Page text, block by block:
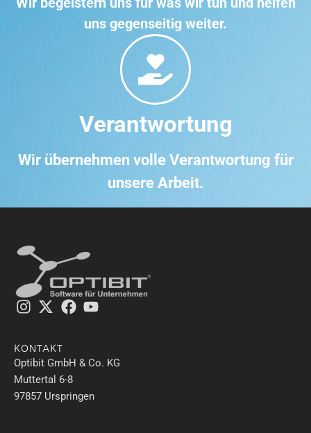
uns gegenseitig weiter.
Verantwortung
Wir übernehmen volle Verantwortung für
unsere Arbeit.
KONTAKT
Optibit GmbH & Co. KG
Muttertal 6-8
97857 Urspringen